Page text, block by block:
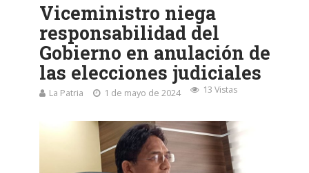
Viceministro niega
responsabilidad del
Gobierno en anulación de
las elecciones judiciales
La Patria 1 de mayo de 2024 13 Vistas